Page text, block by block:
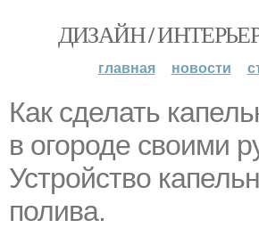
ДИЗАЙН /
главная новости
Как сделать
в огороде своими
Устройство
полива.